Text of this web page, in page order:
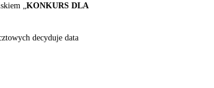
„KONKURS DLA
decyduje data